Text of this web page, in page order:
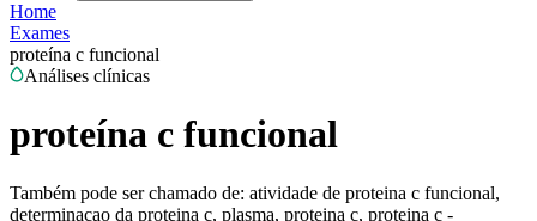
Home
Exames
proteína c funcional
Análises clínicas
proteína c funcional
Também pode ser chamado de: atividade de proteina c funcional,
determinacao da proteina c, plasma, proteina c, proteina c -